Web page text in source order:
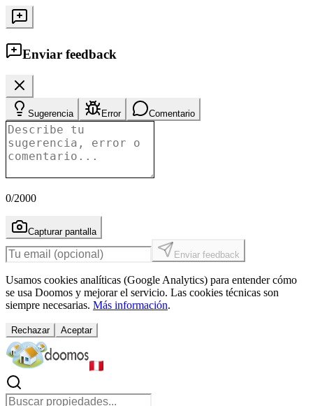
Enviar feedback
Sugerencia Error Comentario
0/2000
Capturar pantalla
Enviar feedback
Usamos cookies analíticas (Google Analytics) para entender cómo
se usa Doomos y mejorar el servicio. Las cookies técnicas son
siempre necesarias. Más información.
Rechazar Aceptar